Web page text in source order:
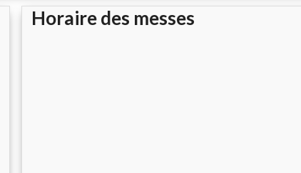
Horaire des messes